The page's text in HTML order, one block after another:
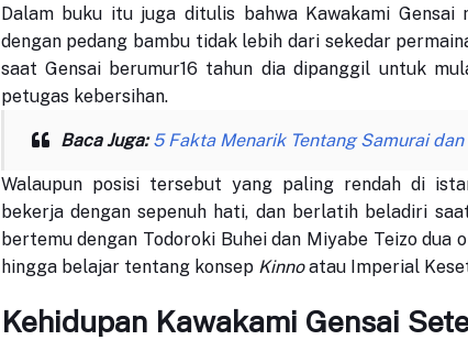
Dalam buku itu juga ditulis bahwa Kawakami Gensai
dengan pedang bambu tidak lebih dari sekedar
saat Gensai berumur16 tahun dia dipanggil untuk
petugas kebersihan.
Baca Juga: 5 Fakta Menarik Tentang Samurai
Walaupun posisi tersebut yang paling rendah di
bekerja dengan sepenuh hati, dan berlatih beladiri
bertemu dengan Todoroki Buhei dan Miyabe Teizo dua
hingga belajar tentang konsep Kinnoatau Imperial
Kehidupan Kawakami Gensai